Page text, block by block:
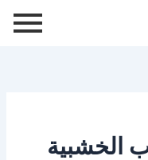
الخشبية